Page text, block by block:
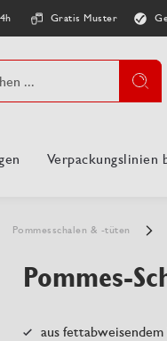
Gratis Muster
Suche
Verpackungslinien
Pommesschalen & -tüten
Pommes-
aus